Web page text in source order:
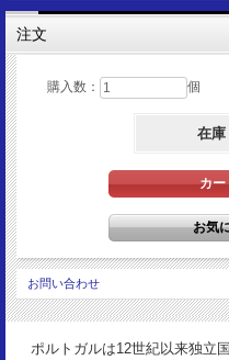
Copper Nickel
表面図柄：
帆船
裏面図柄：
ポルトガル共和国国章
20mm(コイン)
3.5g(コイン)
Silver (エナメル)
注文
購入数： 個
在庫
お問い合わせ
ポルトガルは12世紀以来独立